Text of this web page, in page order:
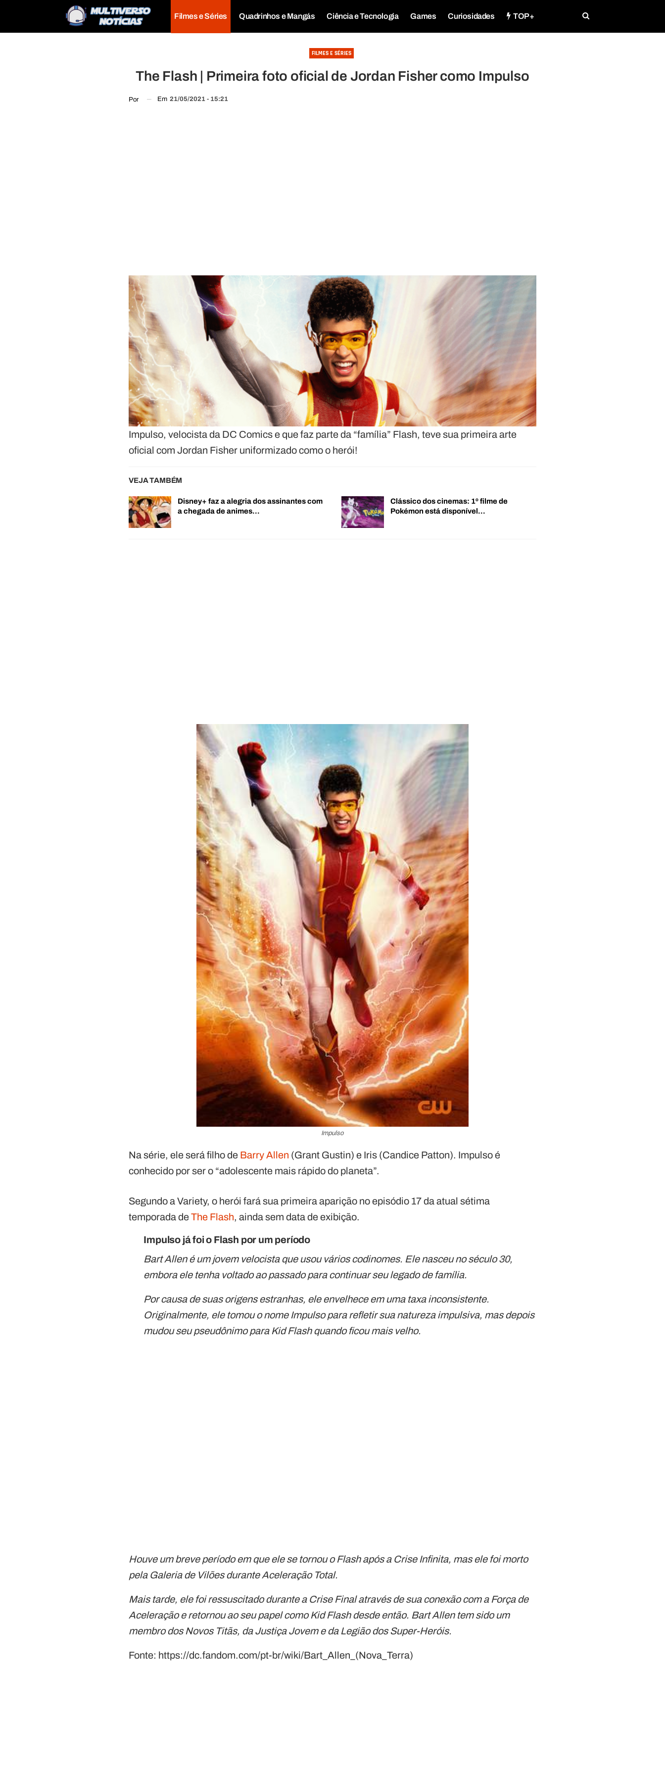
Filmes e Séries Quadrinhos e Mangás Ciência e Tecnologia Games Curiosidades TOP+
FILMES E SÉRIES
The Flash | Primeira foto oficial de Jordan Fisher como Impulso
Por Em 21/05/2021 - 15:21
Impulso, velocista da DC Comics e que faz parte da “família” Flash, teve sua primeira arte
oficial com Jordan Fisher uniformizado como o herói!
VEJA TAMBÉM
Disney+ faz a alegria dos assinantes com
a chegada de animes…
Clássico dos cinemas: 1º filme de
Pokémon está disponível…
Impulso
Na série, ele será filho de Barry Allen (Grant Gustin) e Iris (Candice Patton). Impulso é
conhecido por ser o “adolescente mais rápido do planeta”.
Segundo a Variety, o herói fará sua primeira aparição no episódio 17 da atual sétima
temporada deThe Flash, ainda sem data de exibição.
Impulso já foi o Flash por um período
Bart Allen é um jovem velocista que usou vários codinomes. Ele nasceu no século 30,
embora ele tenha voltado ao passado para continuar seu legado de família.
Por causa de suas origens estranhas, ele envelhece em uma taxa inconsistente.
Originalmente, ele tomou o nome Impulso para refletir sua natureza impulsiva, mas depois
mudou seu pseudônimo para Kid Flash quando ficou mais velho.
Houve um breve período em que ele se tornou o Flash após a Crise Infinita, mas ele foi morto
pela Galeria de Vilões durante Aceleração Total.
Mais tarde, ele foi ressuscitado durante a Crise Final através de sua conexão com a Força de
Aceleração e retornou ao seu papel como Kid Flash desde então. Bart Allen tem sido um
membro dos Novos Titãs, da Justiça Jovem e da Legião dos Super-Heróis.
Fonte: https://dc.fandom.com/pt-br/wiki/Bart_Allen_(Nova_Terra)